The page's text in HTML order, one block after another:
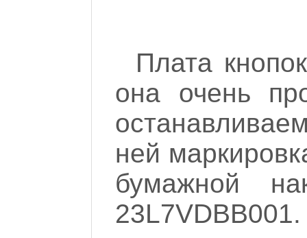
Плата
она очень
ней
бумажной
23L7VDBB001.